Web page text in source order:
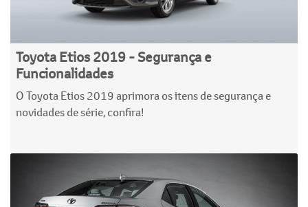
Toyota Etios 2019 - Segurança e
Funcionalidades
O Toyota Etios 2019 aprimora os itens de segurança e
novidades de série, confira!